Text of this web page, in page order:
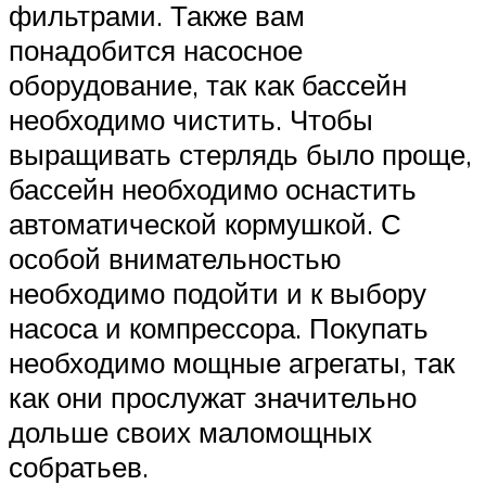
фильтрами. Также вам
понадобится насосное
оборудование, так как бассейн
необходимо чистить. Чтобы
выращивать стерлядь было проще,
бассейн необходимо оснастить
автоматической кормушкой. С
особой внимательностью
необходимо подойти и к выбору
насоса и компрессора. Покупать
необходимо мощные агрегаты, так
как они прослужат значительно
дольше своих маломощных
собратьев.